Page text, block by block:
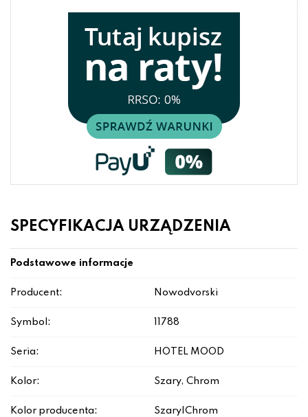
SPECYFIKACJA URZĄDZENIA
Podstawowe informacje
Producent: Nowodvorski
Symbol: 11788
Seria: HOTEL MOOD
Kolor: Szary, Chrom
Kolor producenta: Szary|Chrom